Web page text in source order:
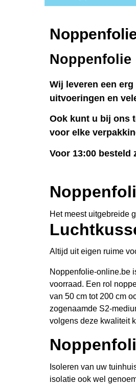
Noppenfolie
Wij leveren een
uitvoeringen en
Ook kunt u bij ons
voor elke
Voor 13:00 besteld
Het meest uitgebreide
Altijd uit eigen ruime
Noppenfolie-online.be
voorraad. Een rol
van 50 cm tot 200 cm
zogenaamde S2-
volgens deze kwaliteit
Isoleren van uw
isolatie ook wel